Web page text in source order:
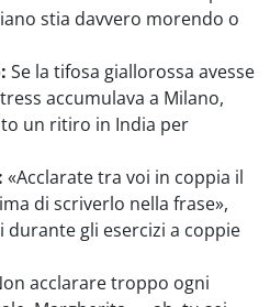
stia davvero morendo o
Se la tifosa giallorossa avesse
accumulava a Milano,
un ritiro in India per
«Acclarate tra voi in coppia il
di scriverlo nella frase»,
durante gli esercizi a coppie
acclarare troppo ogni